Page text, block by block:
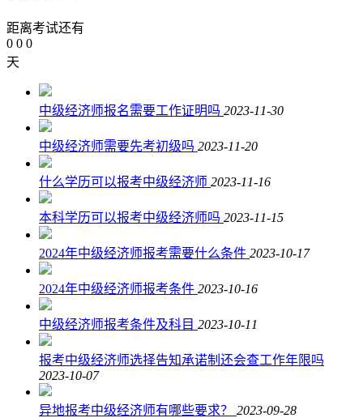
距离考试还有
0 0 0
天
中级经济师报名需要工作证明吗 2023-11-30
中级经济师需要先考初级吗 2023-11-20
什么学历可以报考中级经济师 2023-11-16
本科学历可以报考中级经济师吗 2023-11-15
2024年中级经济师报考需要什么条件 2023-10-17
2024年中级经济师报考条件 2023-10-16
中级经济师报考条件及科目 2023-10-11
报考中级经济师选择告知承诺制还会查工作年限吗
2023-10-07
异地报考中级经济师有哪些要求？ 2023-09-28